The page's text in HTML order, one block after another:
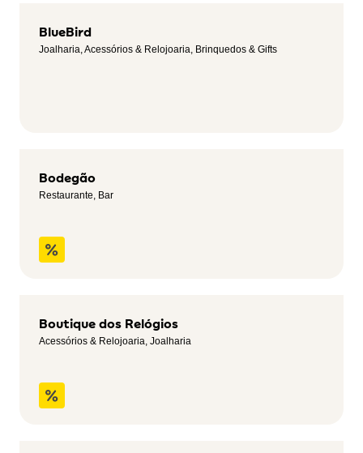
BlueBird
Joalharia, Acessórios & Relojoaria, Brinquedos & Gifts
Bodegão
Restaurante, Bar
Boutique dos Relógios
Acessórios & Relojoaria, Joalharia